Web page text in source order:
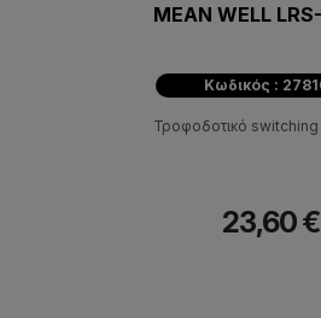
MEAN WELL
Κωδικός :
Τροφοδοτικό switching
23,60 €